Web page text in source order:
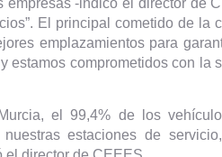
empresas -indicó el director de
El principal cometido de la
emplazamientos para
estamos comprometidos con
el 99,4% de los
nuestras estaciones de